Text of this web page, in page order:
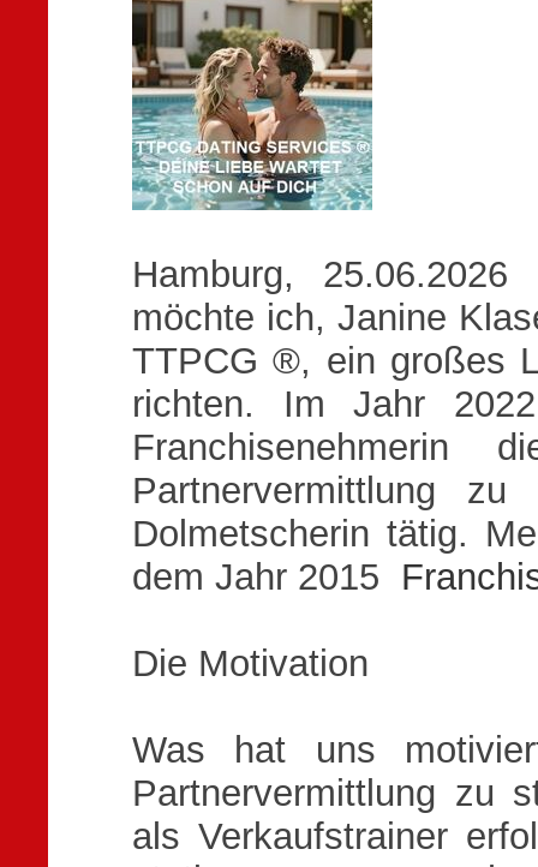
Hamburg,
möchte ich, Janine
TTPCG ®, ein großes
richten. Im Jahr
Franchisenehmerin
Partnervermittlung
Dolmetscherin tätig.
dem Jahr 2015
Die Motivation
Was hat uns
Partnervermittlung zu
als Verkaufstrainer